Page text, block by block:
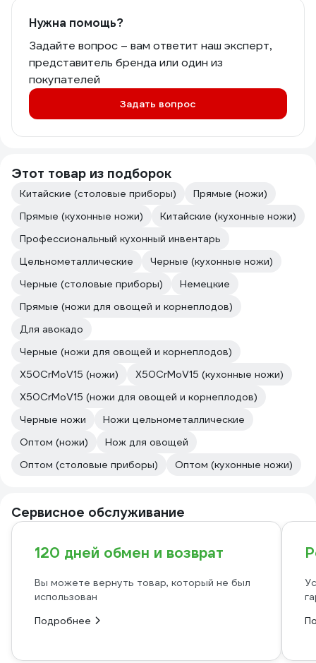
Нужна помощь?
Задайте вопрос – вам ответит наш эксперт,
представитель бренда или один из
покупателей
Задать вопрос
Этот товар из подборок
Китайские (столовые приборы)
Прямые (ножи)
Прямые (кухонные ножи)
Китайские (кухонные ножи)
Профессиональный кухонный инвентарь
Цельнометаллические
Черные (кухонные ножи)
Черные (столовые приборы)
Немецкие
Прямые (ножи для овощей и корнеплодов)
Для авокадо
Черные (ножи для овощей и корнеплодов)
X50CrMoV15 (ножи)
X50CrMoV15 (кухонные ножи)
X50CrMoV15 (ножи для овощей и корнеплодов)
Черные ножи
Ножи цельнометаллические
Оптом (ножи)
Нож для овощей
Оптом (столовые приборы)
Оптом (кухонные ножи)
Сервисное обслуживание
120 дней обмен и возврат
Вы можете вернуть товар, который не был
использован
Подробнее